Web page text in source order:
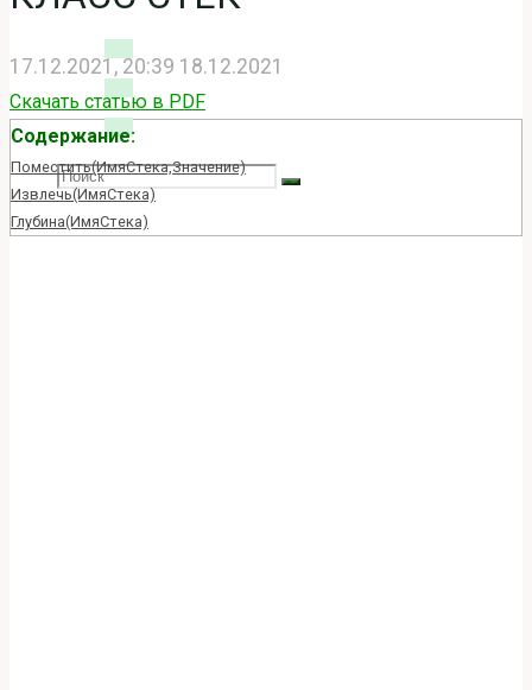
SEARCH
Search
for:
Search
17.12.2021, 20:39 18.12.2021
Скачать статью в PDF
Содержание:
Поместить(ИмяСтека,Значение)
Извлечь(ИмяСтека)
Глубина(ИмяСтека)